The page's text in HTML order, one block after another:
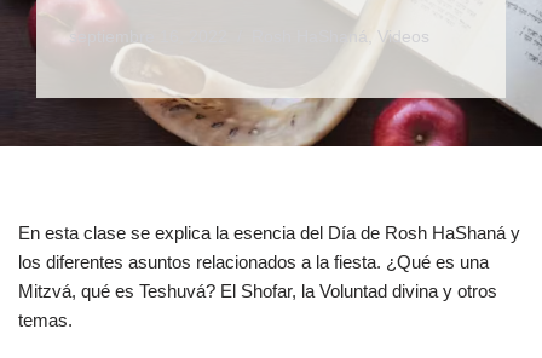
Videos
En esta clase se explica la esencia del Día de Rosh HaShaná y
los diferentes asuntos relacionados a la fiesta. ¿Qué es una
Mitzvá, qué es Teshuvá? El Shofar, la Voluntad divina y otros
temas.